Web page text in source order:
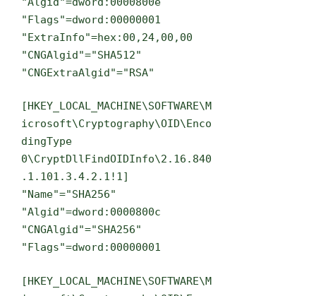
"Flags"=dword:00000001
"ExtraInfo"=hex:00,24,00,00
"CNGAlgid"="SHA512"
"CNGExtraAlgid"="RSA"
[HKEY_LOCAL_MACHINE\SOFTWARE\M
icrosoft\Cryptography\OID\Enco
dingType
0\CryptDllFindOIDInfo\2.16.840
.1.101.3.4.2.1!1]
"Name"="SHA256"
"Algid"=dword:0000800c
"CNGAlgid"="SHA256"
"Flags"=dword:00000001
[HKEY_LOCAL_MACHINE\SOFTWARE\M